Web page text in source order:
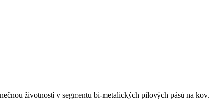
životností v segmentu bi-metalických pilových pásů na kov.